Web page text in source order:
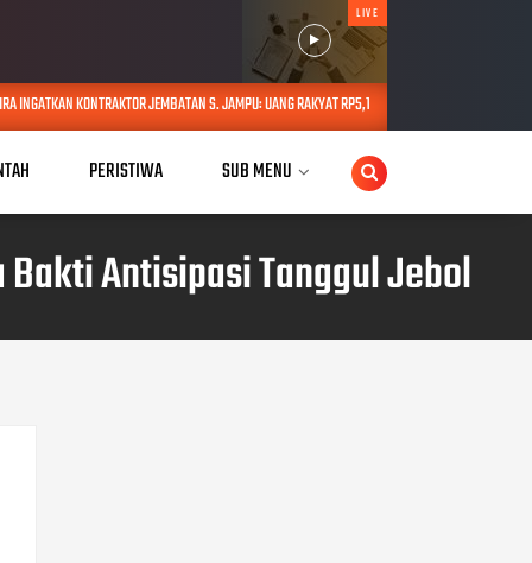
LIVE
JEMBATAN S. JAMPU: UANG RAKYAT RP5,1 M BUKAN UNTUK MAIN-MAIN
PERISTIWA SUB MENU
Antisipasi Tanggul Jebol